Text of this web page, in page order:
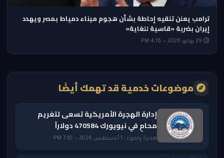
ترامب يعلن تلقيه إحاطة بشأن هجوم ميناء دمياط بمصر ويهدد
إيران بضربة «قاسية للغاية»
موضوعات خدمية قد تهمك أيضًا
إدارة الهجرة الأمريكية تسعى لتغريم
محامٍ في نيويورك 470584 دولاراً
هجرة ولجوء · 1 أغسطس 2026 — 7:10 PM